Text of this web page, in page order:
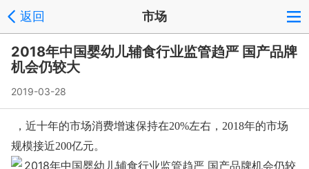
返回 市场
2018年中国婴幼儿辅食行业监管趋严 国产品牌
机会仍较大
2019-03-28
，近十年的市场消费增速保持在20%左右，2018年的市场
规模接近200亿元。